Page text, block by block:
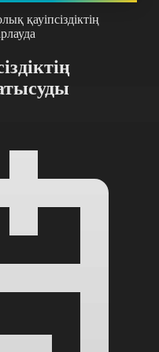
қауіпсіздіктің